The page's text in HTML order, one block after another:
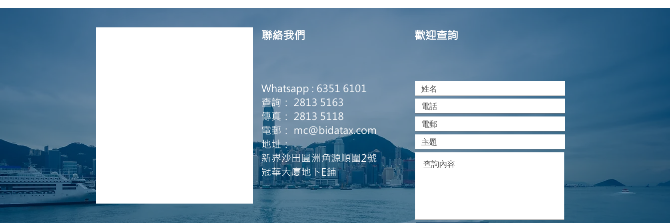
接受申請
聯絡我們 歡迎查詢
Whatsapp : 6351 6101
查詢： 2813 5163
傳真： 2813 5118
電郵： mc@bidatax.com
地址：
新界沙田圓洲角源順圍2號
冠華大廈地下E鋪